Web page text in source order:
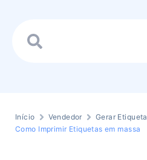
Início Vendedor
Gerar Etiqueta
Como Imprimir Etiquetas em massa